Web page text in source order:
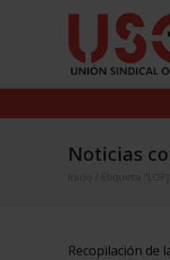
Noticias
Inicio Etiqueta "LOPJ"
Recopilación de